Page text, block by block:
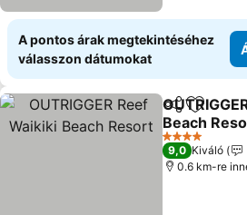
A pontos árak megtekintéséhez
válasszon dátumokat
Megosztás
Beach
Árak
4 Kategória
9,0 Kiváló
0.6 km-re